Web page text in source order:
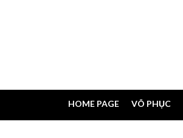
HOME PAGE VÕ PHỤC